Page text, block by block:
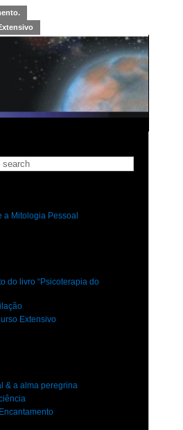
a Mitologia Pessoal
do livro “Psicoterapia do
Extensivo
& a alma peregrina